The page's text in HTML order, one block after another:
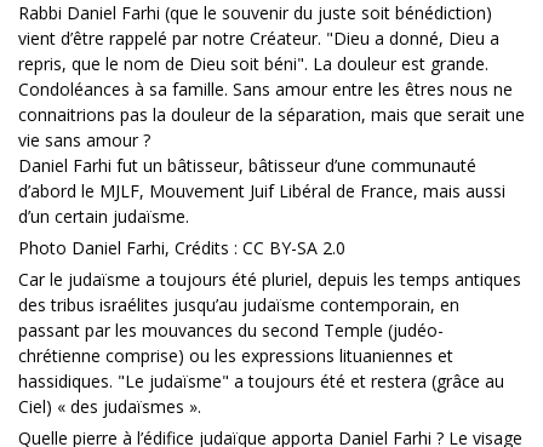
Rabbi Daniel Farhi (que le souvenir du juste soit bénédiction)
vient d’être rappelé par notre Créateur. "Dieu a donné, Dieu a
repris, que le nom de Dieu soit béni". La douleur est grande.
Condoléances à sa famille. Sans amour entre les êtres nous ne
connaitrions pas la douleur de la séparation, mais que serait une
vie sans amour ?
Daniel Farhi fut un bâtisseur, bâtisseur d’une communauté
d’abord le MJLF, Mouvement Juif Libéral de France, mais aussi
d’un certain judaïsme.
Photo Daniel Farhi, Crédits : CC BY-SA 2.0
Car le judaïsme a toujours été pluriel, depuis les temps antiques
des tribus israélites jusqu’au judaïsme contemporain, en
passant par les mouvances du second Temple (judéo-
chrétienne comprise) ou les expressions lituaniennes et
hassidiques. "Le judaïsme" a toujours été et restera (grâce au
Ciel) « des judaïsmes ».
Quelle pierre à l’édifice judaïque apporta Daniel Farhi ? Le visage